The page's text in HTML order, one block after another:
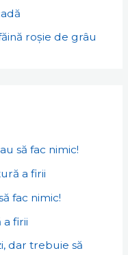
roșie de grâu
să fac nimic!
a firii
fac nimic!
a firii
dar trebuie să